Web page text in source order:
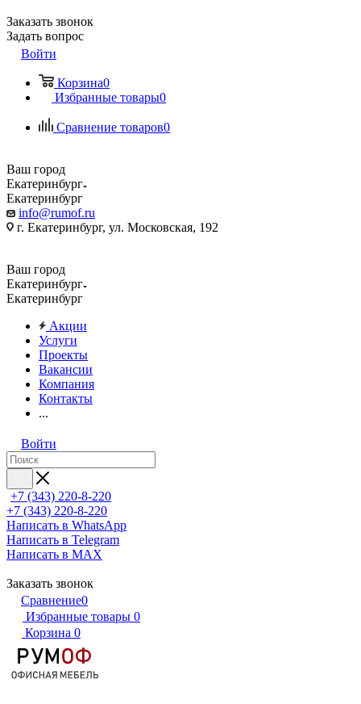
Заказать звонок
Задать вопрос
Войти
Корзина0
Избранные товары0
Сравнение товаров0
Ваш город
Екатеринбург
Екатеринбург
info@rumof.ru
г. Екатеринбург, ул. Московская, 192
Ваш город
Екатеринбург
Екатеринбург
Акции
Услуги
Проекты
Вакансии
Компания
Контакты
...
Войти
+7 (343) 220-8-220
+7 (343) 220-8-220
Написать в WhatsApp
Написать в Telegram
Написать в MAX
Заказать звонок
Сравнение0
Избранные товары 0
Корзина 0